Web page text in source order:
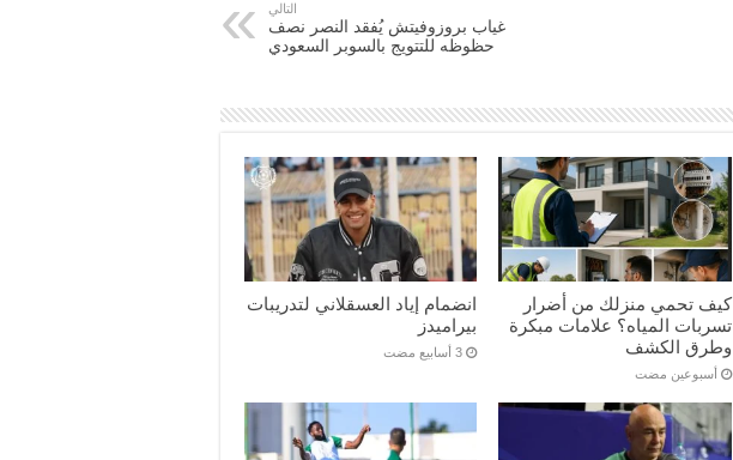
التالي
غياب بروزوفيتش يُفقد النصر نصف
حظوظه للتتويج بالسوبر السعودي
كيف تحمي منزلك من أضرار
تسربات المياه؟ علامات مبكرة
وطرق الكشف
‏أسبوعين مضت
انضمام إياد العسقلاني لتدريبات
بيراميدز
‏3 أسابيع مضت